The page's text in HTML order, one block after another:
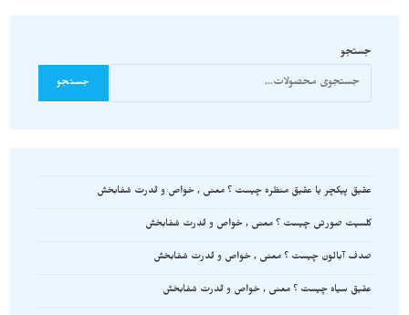
جستجو
جستجو
عقیق پیکچر یا عقیق منظره چیست ؟ معنی , خواص و قدرت شفابخش
کلسیت صورتی چیست ؟ معنی , خواص و قدرت شفابخش
صدف آبالون چیست ؟ معنی , خواص و قدرت شفابخش
عقیق سیاه چیست ؟ معنی , خواص و قدرت شفابخش